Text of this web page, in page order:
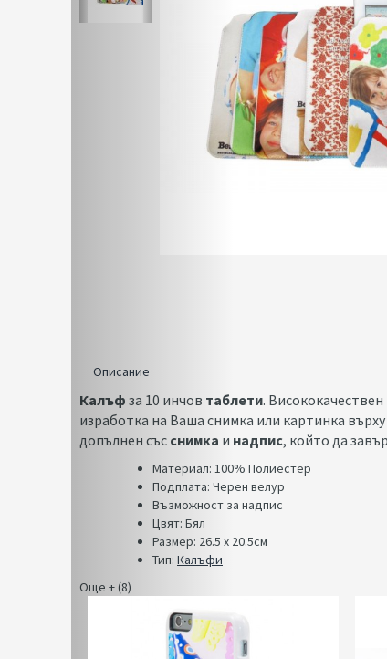
Описание
Калъф за 10 инчов таблети.
изработка на Ваша снимка или картинка върху
допълнен със снимка и надпис, който да
Материал: 100% Полиестер​
Подплата: Черен велур
Възможност за надпис
Цвят: Бял
Размер: 26.5 x 20.5см
Тип: Калъфи
Още + (8)